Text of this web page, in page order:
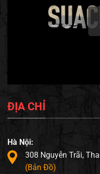
ĐỊA CHỈ
Hà Nội:
308 Nguyễn Trãi,
(Bản Đồ)